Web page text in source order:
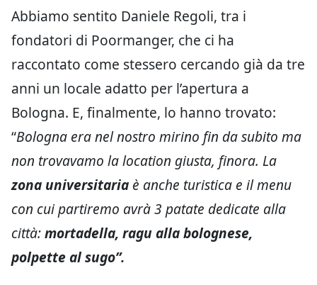
Abbiamo sentito Daniele Regoli, tra i
fondatori di Poormanger, che ci ha
raccontato come stessero cercando già da tre
anni un locale adatto per l’apertura a
Bologna. E, finalmente, lo hanno trovato:
“Bologna era nel nostro mirino fin da subito ma
non trovavamo la location giusta, finora. La
zona universitaria è anche turistica e il menu
con cui partiremo avrà 3 patate dedicate alla
città:mortadella, ragu alla bolognese,
polpette al sugo”.